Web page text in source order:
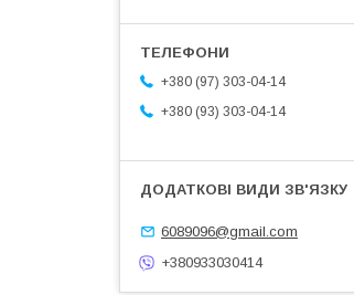
+380 (97) 303-04-14
+380 (93) 303-04-14
6089096@gmail.com
+380933030414